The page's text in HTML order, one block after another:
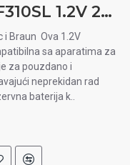
Cameron Sino CS-BRF310SL 1.2V 2000mAh Ni-MH baterija za aparat za brijanje Panasonic, Braun
i Braun Ova 1.2V
sa aparatima za
za pouzdano i
neprekidan rad
baterija k..